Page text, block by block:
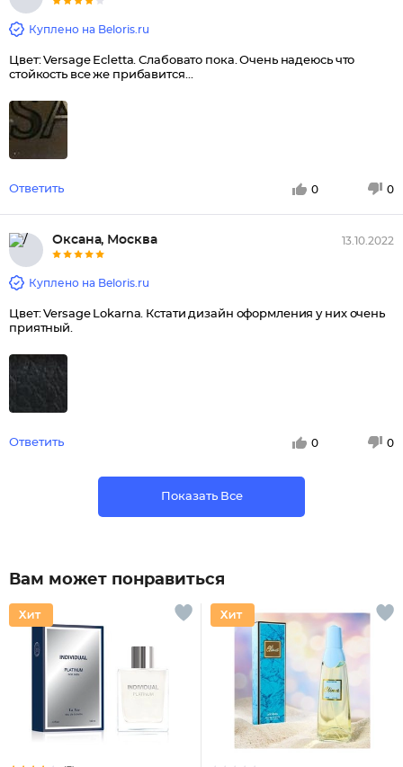
Куплено на Beloris.ru
Цвет: Versage Еcletta. Слабовато пока. Очень надеюсь что
стойкость все же прибавится...
Ответить 0 0
Оксана, Москва 13.10.2022
Куплено на Beloris.ru
Цвет: Versage Lokarna. Кстати дизайн оформления у них очень
приятный.
Ответить 0 0
Показать Все
Вам может понравиться